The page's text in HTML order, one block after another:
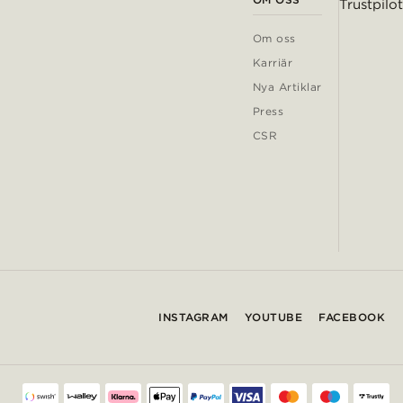
Om oss
Karriär
Nya Artiklar
Press
CSR
Trustpilot
INSTAGRAM YOUTUBE FACEBOOK